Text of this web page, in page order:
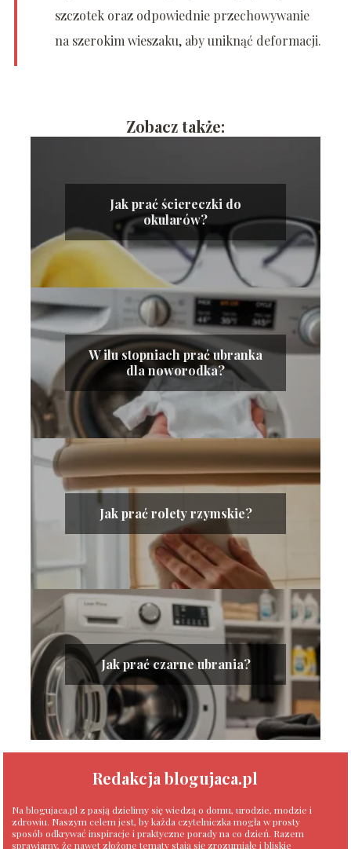
szczotek oraz odpowiednie przechowywanie
na szerokim wieszaku, aby uniknąć deformacji.
Zobacz także:
Jak prać ściereczki do
okularów?
W ilu stopniach prać ubranka
dla noworodka?
Jak prać rolety rzymskie?
Jak prać czarne ubrania?
Redakcja blogujaca.pl
Na blogujaca.pl z pasją dzielimy się wiedzą o domu, urodzie, modzie i
zdrowiu. Naszym celem jest, by każda czytelniczka mogła w prosty
sposób odkrywać inspiracje i praktyczne porady na co dzień. Razem
sprawiamy, że nawet złożone tematy stają się zrozumiałe i bliskie